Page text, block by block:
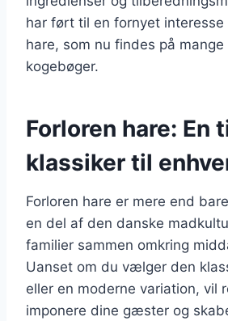
har ført til en fornyet interesse
hare, som nu findes på
kogebøger.
Forloren hare: En
klassiker til
Forloren hare er mere end
en del af den danske
familier sammen omkring
Uanset om du vælger den
eller en moderne variation, vil
imponere dine gæster og